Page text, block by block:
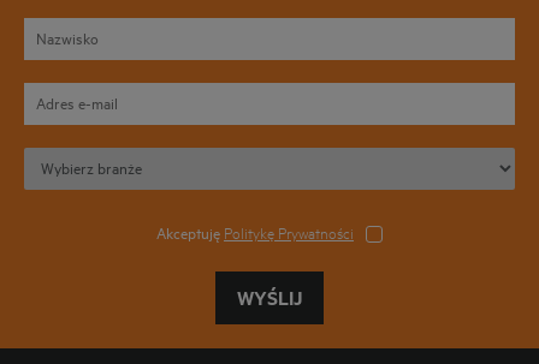
Akceptuję Politykę Prywatności
WYŚLIJ